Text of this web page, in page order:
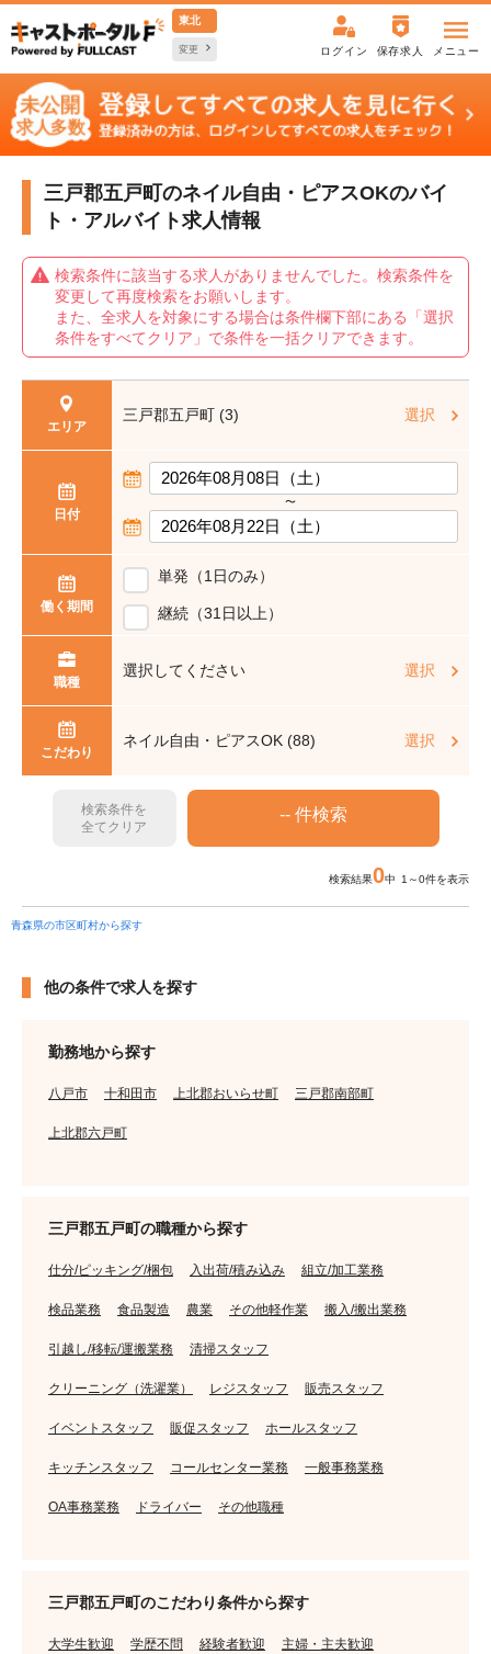
東北
変更 ログイン 保存求人 メニュー
三戸郡五戸町のネイル自由・ピアスOKのバイ
ト・アルバイト求人情報
検索条件に該当する求人がありませんでした。検索条件を
変更して再度検索をお願いします。
また、全求人を対象にする場合は条件欄下部にある「選択
条件をすべてクリア」で条件を一括クリアできます。
エリア
三戸郡五戸町 (3) 選択
日付
〜
働く期間
単発（1日のみ）
継続（31日以上）
職種
選択してください 選択
こだわり
ネイル自由・ピアスOK (88) 選択
検索条件を
全てクリア
検索結果0中 1～0件を表示
青森県の市区町村から探す
他の条件で求人を探す
勤務地から探す
八戸市 十和田市 上北郡おいらせ町 三戸郡南部町
上北郡六戸町
三戸郡五戸町の職種から探す
仕分/ピッキング/梱包 入出荷/積み込み 組立/加工業務
検品業務 食品製造 農業 その他軽作業 搬入/搬出業務
引越し/移転/運搬業務 清掃スタッフ
クリーニング（洗濯業） レジスタッフ 販売スタッフ
イベントスタッフ 販促スタッフ ホールスタッフ
キッチンスタッフ コールセンター業務 一般事務業務
OA事務業務 ドライバー その他職種
三戸郡五戸町のこだわり条件から探す
大学生歓迎 学歴不問 経験者歓迎 主婦・主夫歓迎